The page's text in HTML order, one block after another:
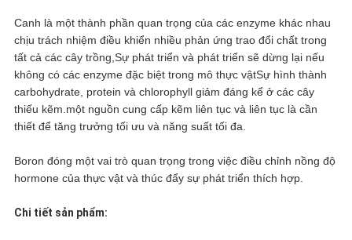
ĐỒ
TRANG
WEB
CHÍNH
SÁCH
BẢO
Canh là một thành phần quan trọng của các enzyme khác nhau
chịu trách nhiệm điều khiển nhiều phản ứng trao đổi chất trong
tất cả các cây trồng,Sự phát triển và phát triển sẽ dừng lại nếu
không có các enzyme đặc biệt trong mô thực vậtSự hình thành
carbohydrate, protein và chlorophyll giảm đáng kể ở các cây
thiếu kẽm.một nguồn cung cấp kẽm liên tục và liên tục là cần
thiết để tăng trưởng tối ưu và năng suất tối đa.
Boron đóng một vai trò quan trọng trong việc điều chỉnh nồng độ
hormone của thực vật và thúc đẩy sự phát triển thích hợp.
Chi tiết sản phẩm: